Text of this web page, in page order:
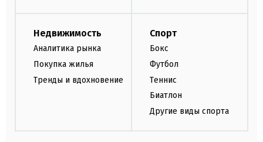
Недвижимость
Аналитика рынка
Покупка жилья
Тренды и вдохновение
Спорт
Бокс
Футбол
Теннис
Биатлон
Другие виды спорта